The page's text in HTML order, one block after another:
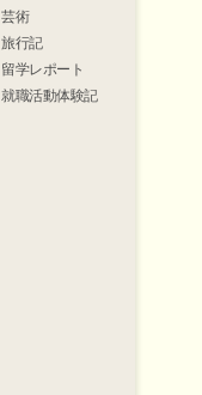
芸術
旅行記
留学レポート
就職活動体験記